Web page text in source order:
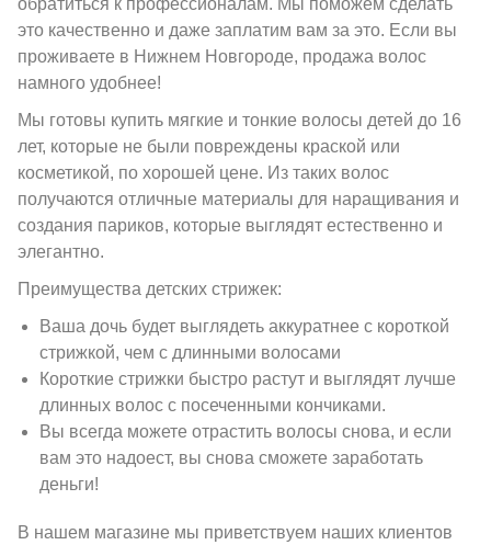
обратиться к профессионалам. Мы поможем сделать
это качественно и даже заплатим вам за это. Если вы
проживаете в Нижнем Новгороде, продажа волос
намного удобнее!
Мы готовы купить мягкие и тонкие волосы детей до 16
лет, которые не были повреждены краской или
косметикой, по хорошей цене. Из таких волос
получаются отличные материалы для наращивания и
создания париков, которые выглядят естественно и
элегантно.
Преимущества детских стрижек:
Ваша дочь будет выглядеть аккуратнее с короткой
стрижкой, чем с длинными волосами
Короткие стрижки быстро растут и выглядят лучше
длинных волос с посеченными кончиками.
Вы всегда можете отрастить волосы снова, и если
вам это надоест, вы снова сможете заработать
деньги!
В нашем магазине мы приветствуем наших клиентов